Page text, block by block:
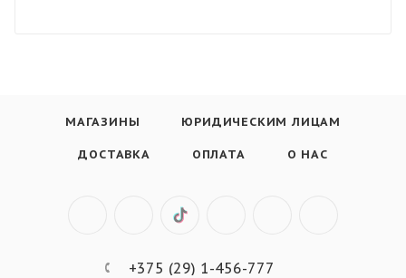
МАГАЗИНЫ ЮРИДИЧЕСКИМ ЛИЦАМ
ДОСТАВКА ОПЛАТА О НАС
+375 (29) 1-456-777